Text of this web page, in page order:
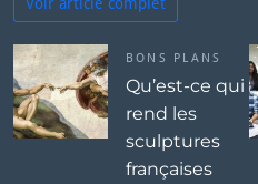
BONS PLANS
Qu’est-ce qui
rend les
sculptures
françaises